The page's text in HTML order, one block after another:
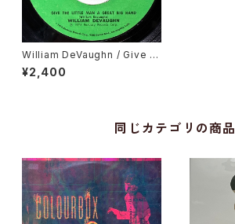
William DeVaughn / Give T
he Little Man A Great Big H
and
¥2,400
同じカテゴリの商品